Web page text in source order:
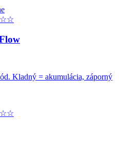
☆☆
Kladný = akumulácia, záporný
☆☆